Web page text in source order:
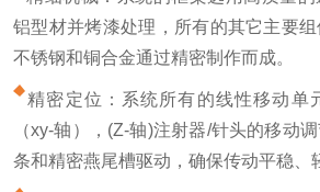
铝型材并烤漆处理，所有的其它主要组
不锈钢和铜合金通过精密制作而成。
精密定位：系统所有的线性移动单
（xy-轴），(Z-轴)注射器/针头的移动
条和精密燕尾槽驱动，确保传动平稳、